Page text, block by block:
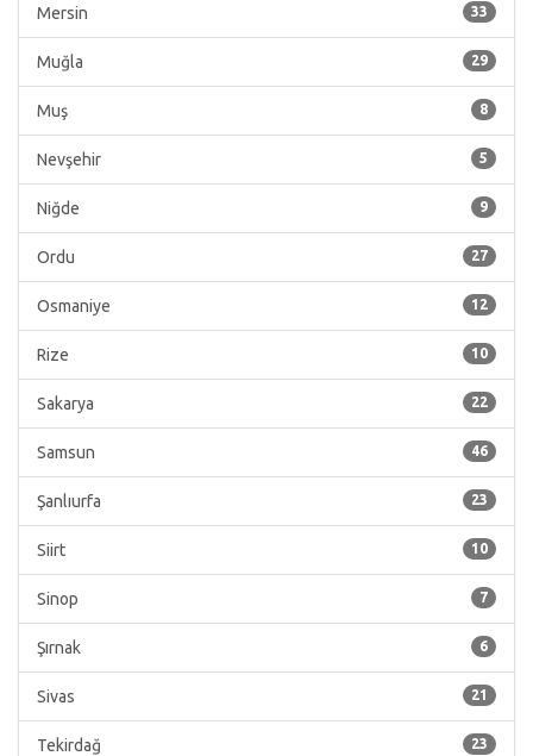
33
Mersin
29
Muğla
8
Muş
5
Nevşehir
9
Niğde
27
Ordu
12
Osmaniye
10
Rize
22
Sakarya
46
Samsun
23
Şanlıurfa
10
Siirt
7
Sinop
6
Şırnak
21
Sivas
23
Tekirdağ